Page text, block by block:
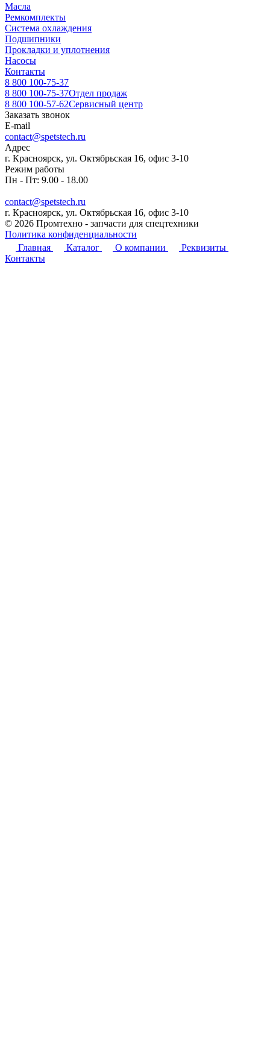
Масла
Ремкомплекты
Система охлаждения
Подшипники
Прокладки и уплотнения
Насосы
Контакты
8 800 100-75-37
8 800 100-75-37Отдел продаж
8 800 100-57-62Сервисный центр
Заказать звонок
E-mail
contact@spetstech.ru
Адрес
г. Красноярск, ул. Октябрьская 16, офис 3-10
Режим работы
Пн - Пт: 9.00 - 18.00
contact@spetstech.ru
г. Красноярск, ул. Октябрьская 16, офис 3-10
© 2026 Промтехно - запчасти для спецтехники
Политика конфиденциальности
Главная
Каталог О компании
Реквизиты
Контакты